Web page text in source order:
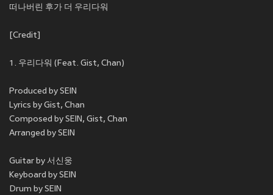
떠나버린 후가 더 우리다워
[Credit]
1. 우리다워 (Feat. Gist, Chan)
Produced by SEIN
Lyrics by Gist, Chan
Composed by SEIN, Gist, Chan
Arranged by SEIN
Guitar by 서신웅
Keyboard by SEIN
Drum by SEIN